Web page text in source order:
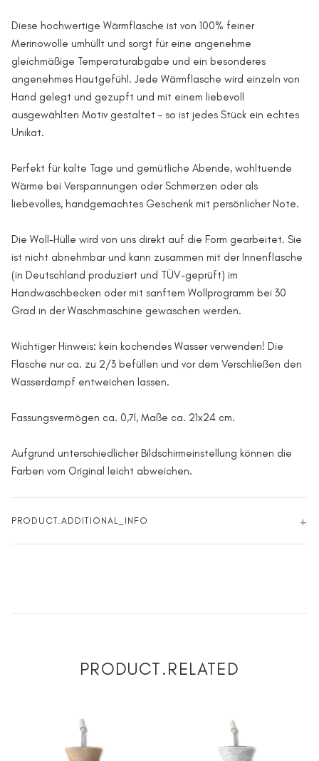
Diese hochwertige Wärmflasche ist von 100% feiner
Merinowolle umhüllt und sorgt für eine angenehme
gleichmäßige Temperaturabgabe und ein besonderes
angenehmes Hautgefühl. Jede Wärmflasche wird einzeln von
Hand gelegt und gezupft und mit einem liebevoll
ausgewählten Motiv gestaltet – so ist jedes Stück ein echtes
Unikat.
Perfekt für kalte Tage und gemütliche Abende, wohltuende
Wärme bei Verspannungen oder Schmerzen oder als
liebevolles, handgemachtes Geschenk mit persönlicher Note.
Die Woll-Hülle wird von uns direkt auf die Form gearbeitet. Sie
ist nicht abnehmbar und kann zusammen mit der Innenflasche
(in Deutschland produziert und TÜV-geprüft) im
Handwaschbecken oder mit sanftem Wollprogramm bei 30
Grad in der Waschmaschine gewaschen werden.
Wichtiger Hinweis: kein kochendes Wasser verwenden! Die
Flasche nur ca. zu 2/3 befüllen und vor dem Verschließen den
Wasserdampf entweichen lassen.
Fassungsvermögen ca. 0,7l, Maße ca. 21x24 cm.
Aufgrund unterschiedlicher Bildschirmeinstellung können die
Farben vom Original leicht abweichen.
PRODUCT.ADDITIONAL_INFO
PRODUCT.RELATED